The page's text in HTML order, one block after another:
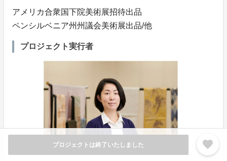
プロジェクトは終了いたしました favorite
アメリカ合衆国下院美術展招待出品
ペンシルベニア州州議会美術展出品/他
プロジェクト実行者